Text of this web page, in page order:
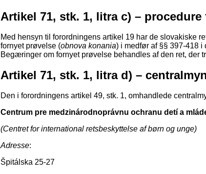
Artikel 71, stk. 1, litra c) –
Med hensyn til forordningens artikel 19 har de slovakiske
fornyet prøvelse (obnova konania) i medfør af §§ 397-418 i
Begæringer om fornyet prøvelse behandles af den ret, der
Artikel 71, stk. 1, litra d) –
Den i forordningens artikel 49, stk. 1, omhandlede
Centrum pre medzinárodnoprávnu ochranu detí a
(Centret for international retsbeskyttelse af børn og unge)
Adresse:
Špitálska 25-27